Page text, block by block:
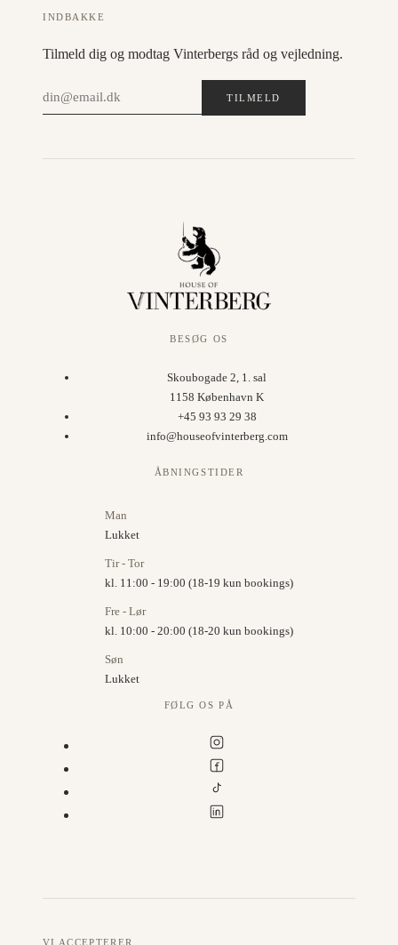
INDBAKKE
Tilmeld dig og modtag Vinterbergs råd og vejledning.
TILMELD
BESØG OS
Skoubogade 2, 1. sal
1158 København K
+45 93 93 29 38
info@houseofvinterberg.com
ÅBNINGSTIDER
Man
Lukket
Tir - Tor
kl. 11:00 - 19:00 (18-19 kun bookings)
Fre - Lør
kl. 10:00 - 20:00 (18-20 kun bookings)
Søn
Lukket
FØLG OS PÅ
VI ACCEPTERER